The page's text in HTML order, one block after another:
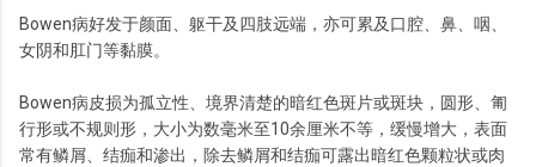
Bowen病好发于颜面、躯干及四肢远端，亦可累及口腔、鼻、咽、
女阴和肛门等黏膜。
Bowen病皮损为孤立性、境界清楚的暗红色斑片或斑块，圆形、匍
行形或不规则形，大小为数毫米至10余厘米不等，缓慢增大，表面
常有鳞屑、结痂和渗出，除去鳞屑和结痂可露出暗红色颗粒状或肉